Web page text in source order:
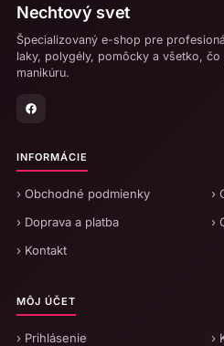
Nechtový svet
Špecializovaný e-shop pre
laky, polygély, pomôcky a všetko,
manikúru.
INFORMÁCIE
› Obchodné podmienky
›
› Doprava a platba
›
› Kontakt
MÔJ ÚČET
› Prihlásenie
›